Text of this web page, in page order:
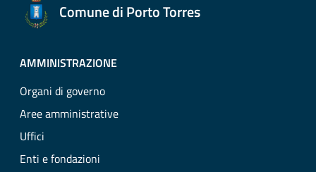
Comune di Porto Torres
AMMINISTRAZIONE
Organi di governo
Aree amministrative
Uffici
Enti e fondazioni